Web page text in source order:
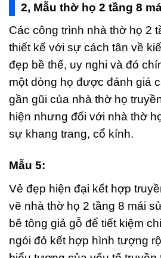
2, Mẫu thờ họ 2 tầng 8
Các công trình nhà thờ họ 2
thiết kế với sự cách tân về
đẹp bề thế, uy nghi và đó
một dòng họ được đánh giá
gần gũi của nhà thờ họ
hiện nhưng đối với nhà thờ
sự khang trang, cổ kính.
Mẫu 5:
Vẻ đẹp hiện đại kết hợp
vẽ nhà thờ họ 2 tầng 8 mái
bê tông giả gỗ để tiết kiệm
ngói đỏ kết hợp hình tượng